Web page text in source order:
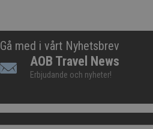
Gå med i vårt Nyhetsbrev
AOB Travel News
Erbjudande och nyheter!